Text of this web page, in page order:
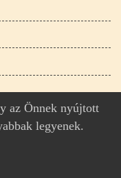
az Önnek nyújtott
legyenek.